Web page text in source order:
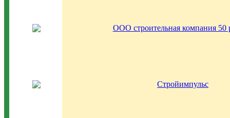
ООО строительная компания 50
Стройимпульс